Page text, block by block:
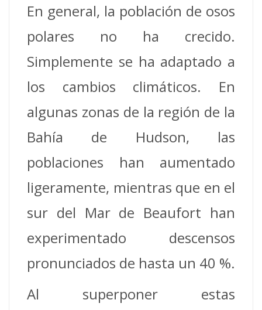
En general, la población de osos
polares no ha crecido.
Simplemente se ha adaptado a
los cambios climáticos. En
algunas zonas de la región de la
Bahía de Hudson, las
poblaciones han aumentado
ligeramente, mientras que en el
sur del Mar de Beaufort han
experimentado descensos
pronunciados de hasta un 40 %.
Al superponer estas